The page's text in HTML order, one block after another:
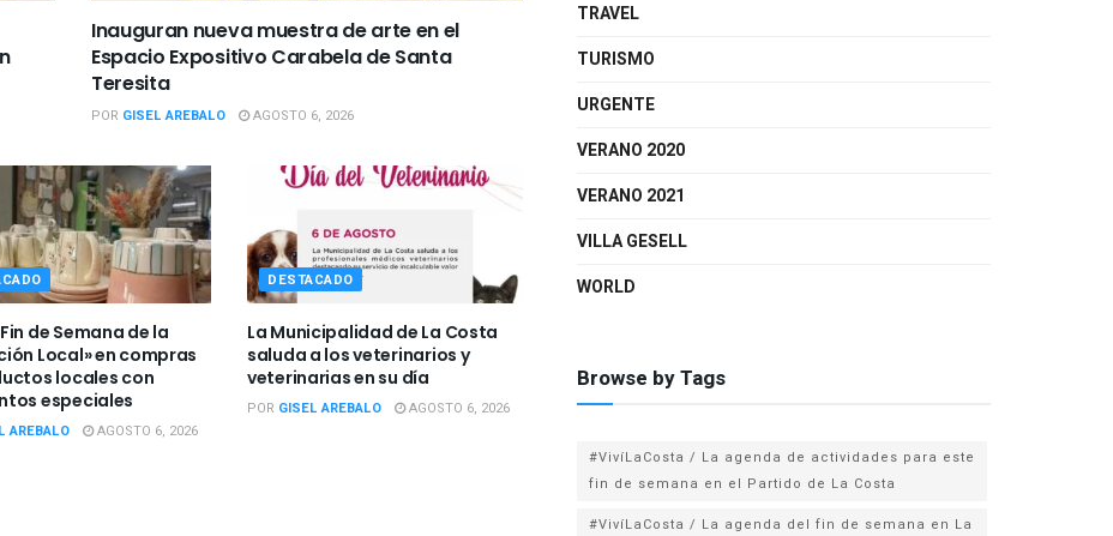
Inauguran nueva muestra de arte en el
Espacio Expositivo Carabela de Santa
Teresita
POR GISEL AREBALO AGOSTO 6, 2026
de Semana de la
Local» en compras
locales con
especiales
AREBALO AGOSTO 6, 2026
DESTACADO
La Municipalidad de La Costa
saluda a los veterinarios y
veterinarias en su día
POR GISEL AREBALO AGOSTO 6, 2026
TRAVEL
TURISMO
URGENTE
VERANO 2020
VERANO 2021
VILLA GESELL
WORLD
Browse by Tags
#VivíLaCosta / La agenda de actividades para este
fin de semana en el Partido de La Costa
#VivíLaCosta / La agenda del fin de semana en La